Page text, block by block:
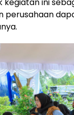
perusahaan